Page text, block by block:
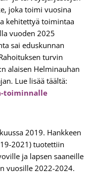
joka toimi vuosina
kehitettyä toimintaa
vuoden 2025
sai eduskunnan
turvin
alaisen Helminauhan
Lue lisää täältä:
toiminnalle
2019. Hankkeen
2021) tuotettiin
ja lapsen saaneille
vuosille 2022-2024.